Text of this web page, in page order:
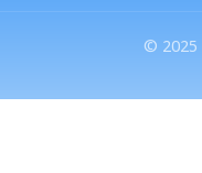
© 2025